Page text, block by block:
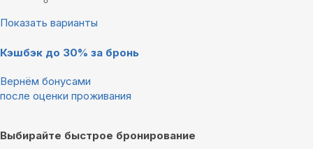
Показать варианты
Кэшбэк до 30% за бронь
Вернём бонусами
после оценки проживания
Выбирайте быстрое бронирование